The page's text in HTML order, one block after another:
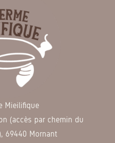
Mieilifique
(accès par chemin du
69440 Mornant